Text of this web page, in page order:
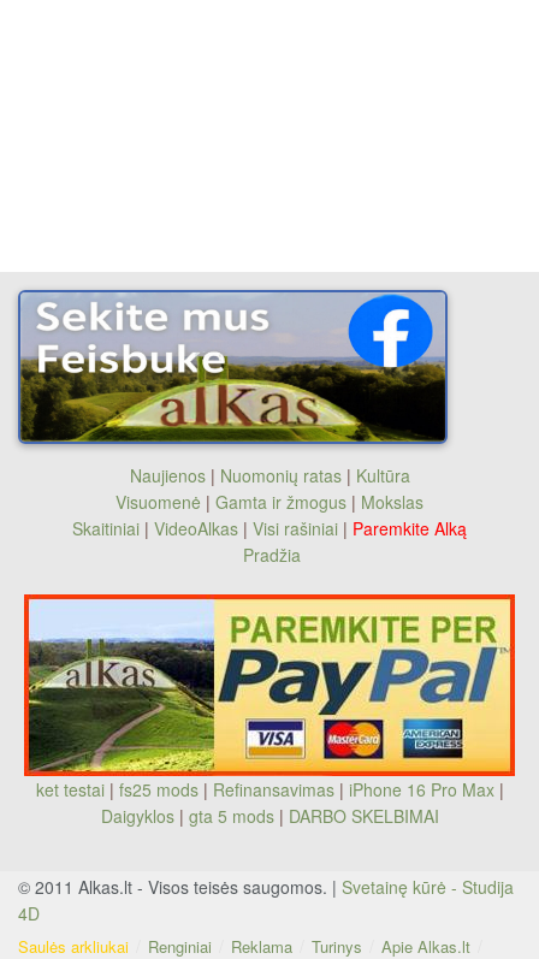
Naujienos| Nuomonių ratas| Kultūra
Visuomenė | Gamta ir žmogus | Mokslas
Skaitiniai | VideoAlkas | Visi rašiniai | Paremkite Alką
Pradžia
ket testai | fs25 mods| Refinansavimas| iPhone 16 Pro Max|
Daigyklos| gta 5 mods | DARBO SKELBIMAI
© 2011 Alkas.lt - Visos teisės saugomos. | Svetainę kūrė - Studija
4D
Saulės arkliukai Renginiai Reklama Turinys Apie Alkas.lt